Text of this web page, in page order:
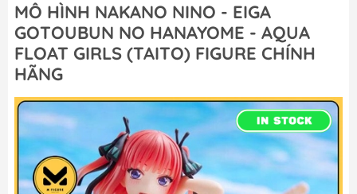
MÔ HÌNH NAKANO NINO - EIGA
GOTOUBUN NO HANAYOME - AQUA
FLOAT GIRLS (TAITO) FIGURE CHÍNH
HÃNG